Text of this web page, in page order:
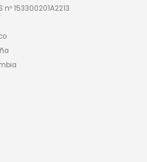
153300201A2213